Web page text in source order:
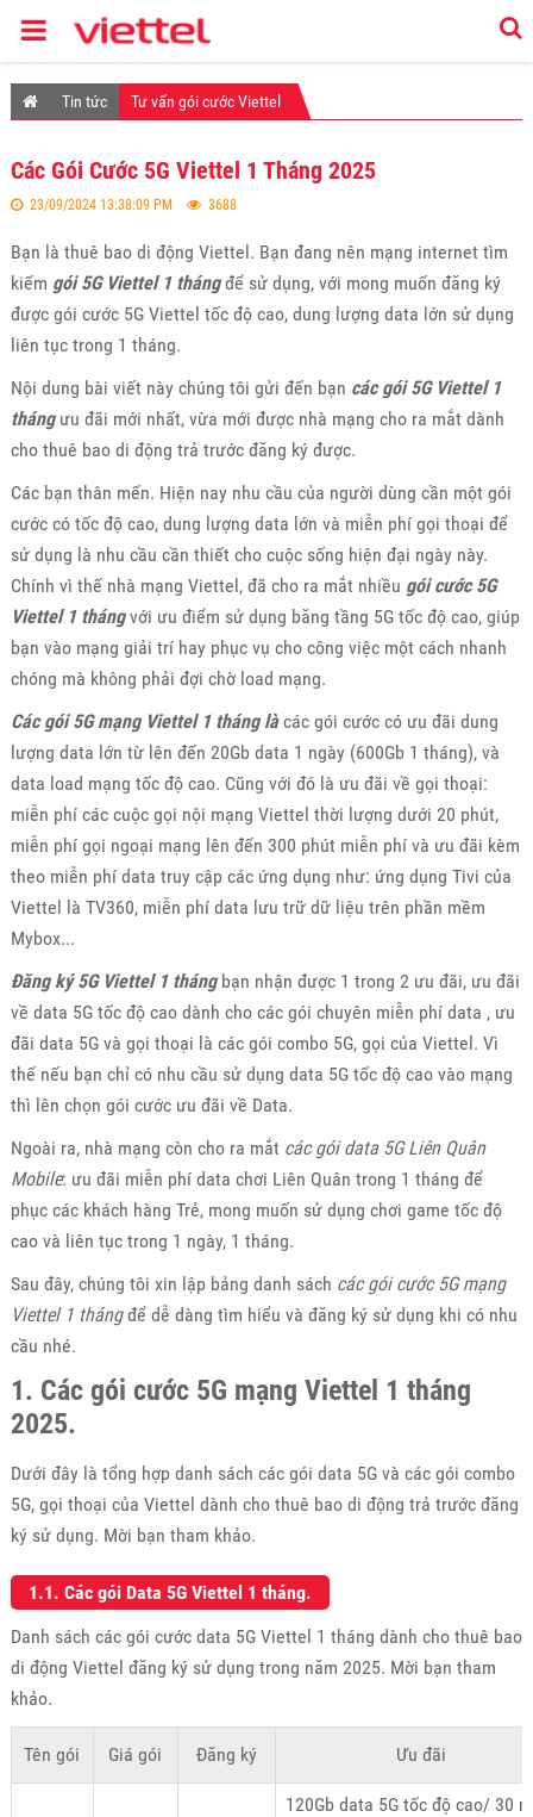
Tin tức Tư vấn gói cước Viettel
Các Gói Cước 5G Viettel 1 Tháng 2025
23/09/2024 13:38:09 PM 3688
Bạn là thuê bao di động Viettel. Bạn đang nên mạng internet tìm
kiếm gói 5G Viettel 1 thángđể sử dụng, với mong muốn đăng ký
được gói cước 5G Viettel tốc độ cao, dung lượng data lớn sử dụng
liên tục trong 1 tháng.
Nội dung bài viết này chúng tôi gửi đến bạn các gói 5G Viettel 1
thángưu đãi mới nhất, vừa mới được nhà mạng cho ra mắt dành
cho thuê bao di động trả trước đăng ký được.
Các bạn thân mến. Hiện nay nhu cầu của người dùng cần một gói
cước có tốc độ cao, dung lượng data lớn và miễn phí gọi thoại để
sử dụng là nhu cầu cần thiết cho cuộc sống hiện đại ngày này.
Chính vì thế nhà mạng Viettel, đã cho ra mắt nhiều gói cước 5G
Viettel 1 thángvới ưu điểm sử dụng băng tầng 5G tốc độ cao, giúp
bạn vào mạng giải trí hay phục vụ cho công việc một cách nhanh
chóng mà không phải đợi chờ load mạng.
Các gói 5G mạng Viettel 1 tháng làcác gói cước có ưu đãi dung
lượng data lớn từ lên đến 20Gb data 1 ngày (600Gb 1 tháng), và
data load mạng tốc độ cao. Cũng với đó là ưu đãi về gọi thoại:
miễn phí các cuộc gọi nội mạng Viettel thời lượng dưới 20 phút,
miễn phí gọi ngoại mạng lên đến 300 phút miễn phí và ưu đãi kèm
theo miễn phí data truy cập các ứng dụng như: ứng dụng Tivi của
Viettel là TV360, miễn phí data lưu trữ dữ liệu trên phần mềm
Mybox...
Đăng ký 5G Viettel 1 thángbạn nhận được 1 trong 2 ưu đãi, ưu đãi
về data 5G tốc độ cao dành cho các gói chuyên miễn phí data , ưu
đãi data 5G và gọi thoại là các gói combo 5G, gọi của Viettel. Vì
thế nếu bạn chỉ có nhu cầu sử dụng data 5G tốc độ cao vào mạng
thì lên chọn gói cước ưu đãi về Data.
Ngoài ra, nhà mạng còn cho ra mắt các gói data 5G Liên Quân
Mobile: ưu đãi miễn phí data chơi Liên Quân trong 1 tháng để
phục các khách hàng Trẻ, mong muốn sử dụng chơi game tốc độ
cao và liên tục trong 1 ngày, 1 tháng.
Sau đây, chúng tôi xin lập bảng danh sách các gói cước 5G mạng
Viettel 1 thángđể dễ dàng tìm hiểu và đăng ký sử dụng khi có nhu
cầu nhé.
1. Các gói cước 5G mạng Viettel 1 tháng
2025.
Dưới đây là tổng hợp danh sách các gói data 5G và các gói combo
5G, gọi thoại của Viettel dành cho thuê bao di động trả trước đăng
ký sử dụng. Mời bạn tham khảo.
1.1. Các gói Data 5G Viettel 1 tháng.
Danh sách các gói cước data 5G Viettel 1 tháng dành cho thuê bao
di động Viettel đăng ký sử dụng trong năm 2025. Mời bạn tham
khảo.
Tên gói Giá gói Đăng ký Ưu đãi
120Gb data 5G tốc độ cao/ 30